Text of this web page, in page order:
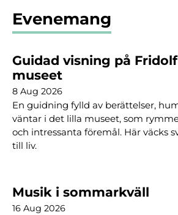
Evenemang
Guidad visning på
museet
8 Aug 2026
En guidning fylld av berättelser,
väntar i det lilla museet, som
och intressanta föremål. Här väcks
till liv.
Musik i sommarkväll
16 Aug 2026